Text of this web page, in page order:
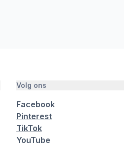
Volg ons
Facebook
Pinterest
TikTok
YouTube